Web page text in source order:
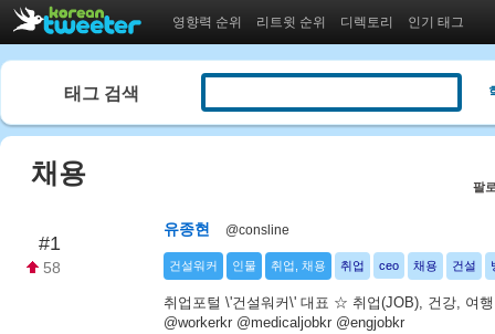
영향력 순위 리트윗 순위 디렉토리 인기 태그
태그 검색
채용 팔
#1
58
유종현 @consline
건설워커 인물 취업, 채용 취업 ceo 채용 건설
취업포털 \'건설워커\' 대표 ☆ 취업(JOB), 건강, 여
@workerkr @medicaljobkr @engjobkr